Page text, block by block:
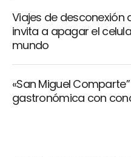
Viajes de desconexión
invita a apagar el
mundo
«San Miguel
gastronómica con